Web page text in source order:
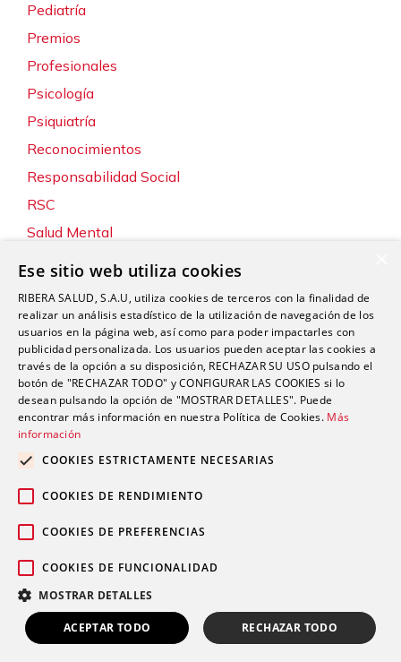
LLÁMANOS
Pediatría
Premios
Profesionales
Psicología
Psiquiatría
Reconocimientos
Responsabilidad Social
RSC
Salud Mental
Servicios
Sostenibilidad y Medio Ambiente
Tecnología
Traumatología y Cirugía Ortopédica
Unidad de Tráfico
Urgencias
Urología
© 2026 Grupo Ribera |
cookies|Aviso legal|Canal Ético
Pedir cita
Ese sitio web utiliza cookies
RIBERA SALUD, S.A.U, utiliza cookies de terceros con la finalidad de
realizar un análisis estadístico de la utilización de navegación de los
usuarios en la página web, así como para poder impactarles con
publicidad personalizada. Los usuarios pueden aceptar las cookies a
través de la opción a su disposición, RECHAZAR SU USO pulsando el
botón de "RECHAZAR TODO" y CONFIGURAR LAS COOKIES si lo
desean pulsando la opción de "MOSTRAR DETALLES". Puede
encontrar más información en nuestra Política de Cookies. Más
información
COOKIES ESTRICTAMENTE NECESARIAS
COOKIES DE RENDIMIENTO
COOKIES DE PREFERENCIAS
COOKIES DE FUNCIONALIDAD
MOSTRAR DETALLES
ACEPTAR TODO RECHAZAR TODO